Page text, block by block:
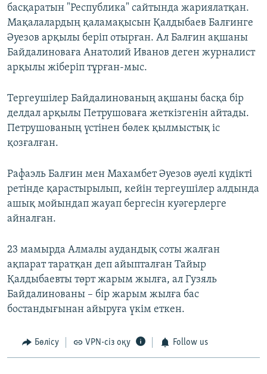
басқаратын "Республика" сайтында жариялатқан.
Мақалалардың қаламақысын Қалдыбаев Балғинге
Әуезов арқылы беріп отырған. Ал Балғин ақшаны
Байдалиноваға Анатолий Иванов деген журналист
арқылы жіберіп тұрған-мыс.
Тергеушілер Байдалинованың ақшаны басқа бір
делдал арқылы Петрушоваға жеткізгенін айтады.
Петрушованың үстінен бөлек қылмыстық іс
қозғалған.
Рафаэль Балғин мен Махамбет Әуезов әуелі күдікті
ретінде қарастырылып, кейін тергеушілер алдында
ашық мойындап жауап бергесін куәгерлерге
айналған.
23 мамырда Алмалы аудандық соты жалған
ақпарат таратқан деп айыпталған Тайыр
Қалдыбаевты төрт жарым жылға, ал Гузяль
Байдалинованы – бір жарым жылға бас
бостандығынан айыруға үкім еткен.
Бөлісу VPN-сіз оқу Follow us